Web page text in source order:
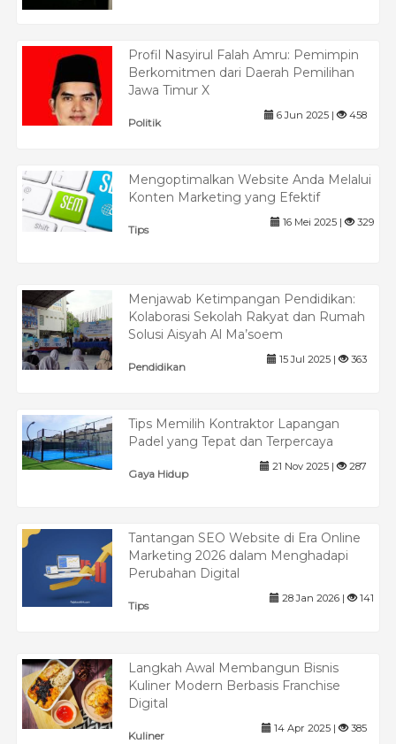
Profil Nasyirul Falah Amru: Pemimpin
Berkomitmen dari Daerah Pemilihan
Jawa Timur X
Politik
6 Jun 2025 | 458
Mengoptimalkan Website Anda Melalui
Konten Marketing yang Efektif
Tips
16 Mei 2025 | 329
Menjawab Ketimpangan Pendidikan:
Kolaborasi Sekolah Rakyat dan Rumah
Solusi Aisyah Al Ma’soem
Pendidikan
15 Jul 2025 | 363
Tips Memilih Kontraktor Lapangan
Padel yang Tepat dan Terpercaya
Gaya Hidup
21 Nov 2025 | 287
Tantangan SEO Website di Era Online
Marketing 2026 dalam Menghadapi
Perubahan Digital
Tips
28 Jan 2026 | 141
Langkah Awal Membangun Bisnis
Kuliner Modern Berbasis Franchise
Digital
Kuliner
14 Apr 2025 | 385